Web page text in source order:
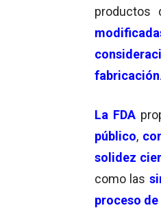
fabricación.
La FDA
público,
solidez
como las
proceso